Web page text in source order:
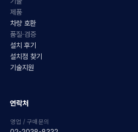
제품
차량 호환
품질·검증
설치 후기
설치점 찾기
기술지원
연락처
영업 / 구매문의